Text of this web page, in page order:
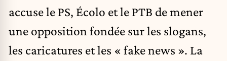
accuse le PS, Écolo et le PTB de mener
une opposition fondée sur les slogans,
les caricatures et les « fake news ». La